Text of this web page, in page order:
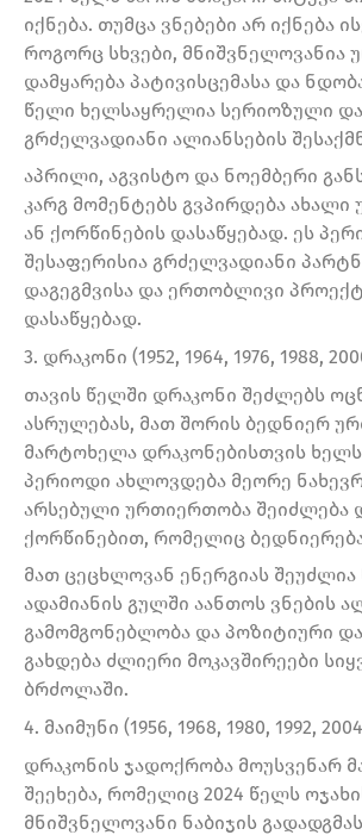
იქნება. თუმცა ვნებები არ იქნება
როგორც სხვები, მნიშვნელოვანია
დამყარება პატივისცემასა და
წელი ხელსაყრელია სერიოზული და
გრძელვადიანი ალიანსების
აპრილი, აგვისტო და ნოემბერი
კარგ მომენტებს გვპირდება
ან ქორწინების დასაწყებად. ეს
შესაფერისია გრძელვადიანი
დაგეგმვისა და ერთობლივი
დასაწყებად.
3. დრაკონი (1952, 1964, 1976, 1988,
თავის წელში დრაკონი შეძლებს
ასრულებას, მათ შორის ბედნიერ
მარტოხელა დრაკონებისთვის
პერიოდი ახლოვდება მეორე
არსებული ურთიერთობა
ქორწინებით, რომელიც
მათ ცეცხლოვან ენერგიას შეუძლია
ადამიანის გულში აანთოს ვნების
გამომგონებლობა და პოზიტიური
გახდება ძლიერი მოკავშირეები
ბრძოლაში.
4. მაიმუნი (1956, 1968, 1980, 1992,
დრაკონის ჯადოქრობა მოუსვენარ
შეეხება, რომელიც 2024 წელს
მნიშვნელოვანი ნაბიჯის